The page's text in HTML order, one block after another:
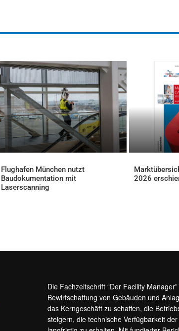
Flughafen München nutzt
Baudokumentation mit
Laserscanning
2026
Die Fachzeitschrift “Der Facility
Bewirtschaftung von Gebäuden und
das Kerngeschäft zu schaffen, die
steigern, die technische Verfügbarkeit